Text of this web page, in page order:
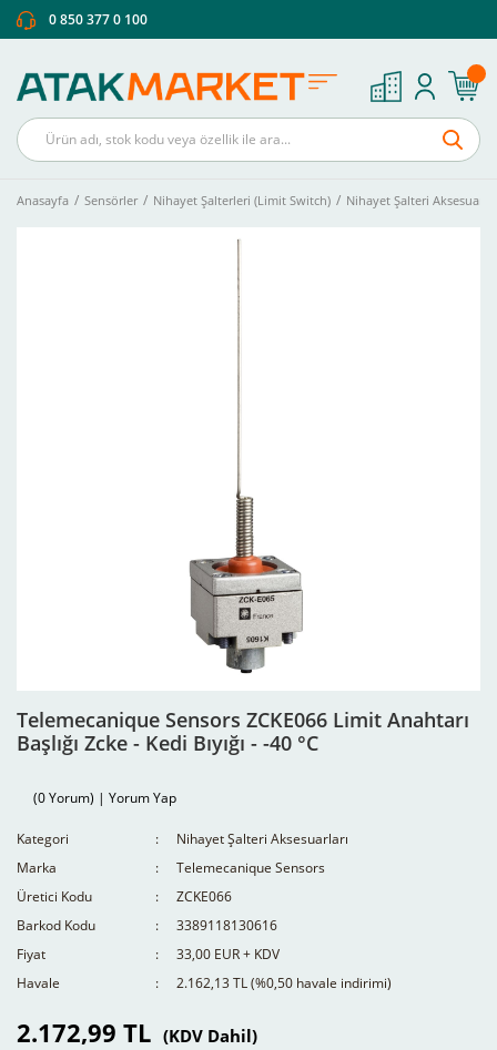
0 850 377 0 100
Anasayfa Sensörler Nihayet Şalterleri (Limit Switch) Nihayet Şalteri
Telemecanique Sensors ZCKE066 Limit Anahtarı
Başlığı Zcke - Kedi Bıyığı - -40 °C
(0 Yorum) | Yorum Yap
Kategori
Nihayet Şalteri Aksesuarları
Marka
Telemecanique Sensors
Üretici Kodu
ZCKE066
Barkod Kodu
3389118130616
Fiyat
33,00 EUR + KDV
Havale
2.162,13 TL (%0,50 havale indirimi)
2.172,99 TL (KDV Dahil)